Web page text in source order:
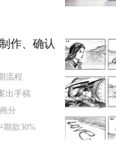
作、确认
程
出手稿
分
30%